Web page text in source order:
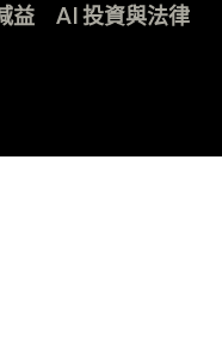
益 AI 投資與法律